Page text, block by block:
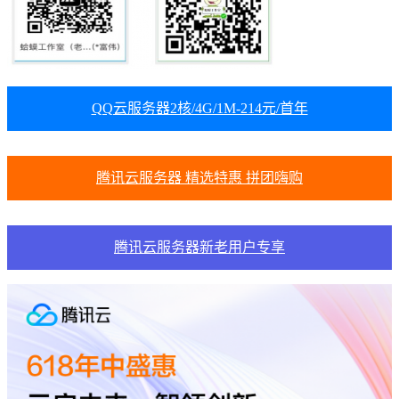
QQ云服务器2核/4G/1M-214元/首年
腾讯云服务器 精选特惠 拼团嗨购
腾讯云服务器新老用户专享